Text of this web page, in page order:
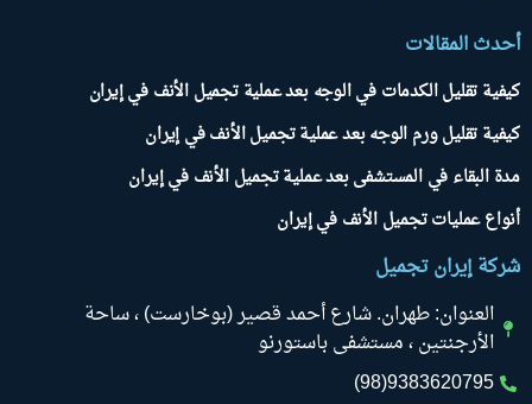
أحدث المقالات
كيفية تقليل الكدمات في الوجه بعد عملية تجميل الأنف في إيران
كيفية تقليل ورم الوجه بعد عملية تجميل الأنف في إيران
مدة البقاء في المستشفى بعد عملية تجميل الأنف في إيران
أنواع عمليات تجميل الأنف في إيران
شركة إيران تجميل
العنوان: طهران. شارع أحمد قصير (بوخارست) ، ساحة
الأرجنتين ، مستشفى باستورنو
9383620795(98)